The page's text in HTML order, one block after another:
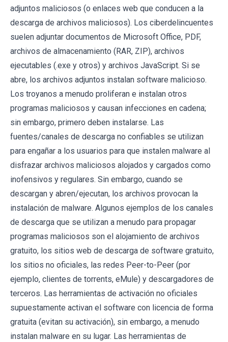
adjuntos maliciosos (o enlaces web que conducen a la
descarga de archivos maliciosos). Los ciberdelincuentes
suelen adjuntar documentos de Microsoft Office, PDF,
archivos de almacenamiento (RAR, ZIP), archivos
ejecutables (.exe y otros) y archivos JavaScript. Si se
abre, los archivos adjuntos instalan software malicioso.
Los troyanos a menudo proliferan e instalan otros
programas maliciosos y causan infecciones en cadena;
sin embargo, primero deben instalarse. Las
fuentes/canales de descarga no confiables se utilizan
para engañar a los usuarios para que instalen malware al
disfrazar archivos maliciosos alojados y cargados como
inofensivos y regulares. Sin embargo, cuando se
descargan y abren/ejecutan, los archivos provocan la
instalación de malware. Algunos ejemplos de los canales
de descarga que se utilizan a menudo para propagar
programas maliciosos son el alojamiento de archivos
gratuito, los sitios web de descarga de software gratuito,
los sitios no oficiales, las redes Peer-to-Peer (por
ejemplo, clientes de torrents, eMule) y descargadores de
terceros. Las herramientas de activación no oficiales
supuestamente activan el software con licencia de forma
gratuita (evitan su activación), sin embargo, a menudo
instalan malware en su lugar. Las herramientas de